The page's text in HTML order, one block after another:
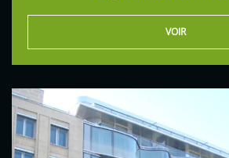
VOIR